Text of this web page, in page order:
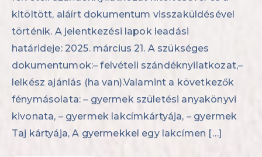
kitöltött, aláírt dokumentum visszaküldésével
történik. A jelentkezési lapok leadási
határideje: 2025. március 21. A szükséges
dokumentumok:– felvételi szándéknyilatkozat,–
lelkész ajánlás (ha van).Valamint a következők
fénymásolata: – gyermek születési anyakönyvi
kivonata, – gyermek lakcímkártyája, – gyermek
Taj kártyája, A gyermekkel egy lakcímen […]